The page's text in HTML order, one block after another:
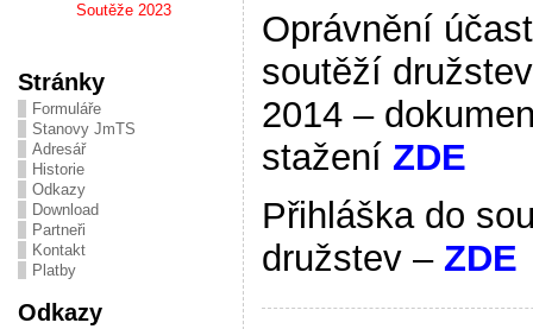
Soutěže 2023
Stránky
Formuláře
Stanovy JmTS
Adresář
Historie
Odkazy
Download
Partneři
Kontakt
Platby
Odkazy
Oprávnění
soutěží
2014 –
stažení ZDE
Přihláška do
družstev – ZDE